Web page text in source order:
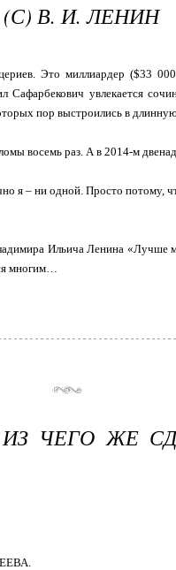
В. И. ЛЕНИН
Это миллиардер ($33 000
увлекается
пор выстроились в
восемь раз. А в 2014-м
я – ни одной. Просто потому,
Ильича Ленина
многим…
ЧЕГО ЖЕ